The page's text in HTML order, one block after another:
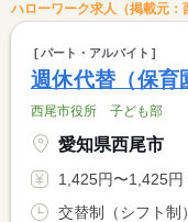
ハローワーク求人（掲載元：
パート・アルバイト
週休代替（保育
西尾市役所 子ども部
愛知県西尾市
1,425円〜1,425円 ※フルタイム求人